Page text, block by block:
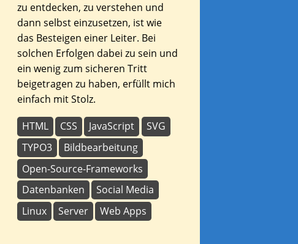
zu entdecken, zu verstehen und
dann selbst einzusetzen, ist wie
das Besteigen einer Leiter. Bei
solchen Erfolgen dabei zu sein und
ein wenig zum sicheren Tritt
beigetragen zu haben, erfüllt mich
einfach mit Stolz.
HTML CSS JavaScript
SVG
TYPO3
Bildbearbeitung
Open-Source-Frameworks
Datenbanken
Social Media
Linux
Server Web Apps